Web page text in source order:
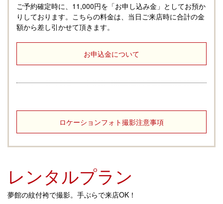
ご予約確定時に、11,000円を「お申し込み金」としてお預か
りしております。こちらの料金は、当日ご来店時に合計の金
額から差し引かせて頂きます。
お申込金について
ロケーションフォト撮影注意事項
レンタルプラン
夢館の紋付袴で撮影。手ぶらで来店OK！